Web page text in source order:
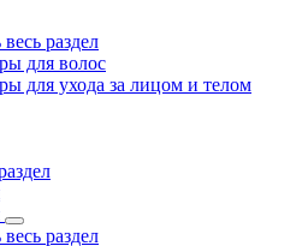
раздел
для волос
для ухода за лицом и телом
раздел